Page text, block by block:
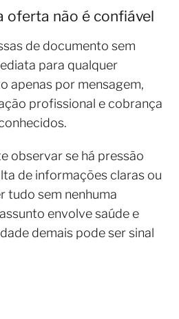
oferta não é confiável
de documento sem
para qualquer
apenas por mensagem,
profissional e cobrança
observar se há pressão
de informações claras ou
tudo sem nenhuma
envolve saúde e
demais pode ser sinal